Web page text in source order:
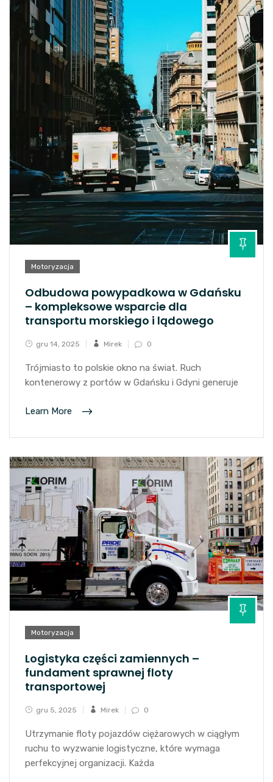
Motoryzacja
Odbudowa powypadkowa w Gdańsku
– kompleksowe wsparcie dla
transportu morskiego i lądowego
gru 14, 2025 Mirek 0
Trójmiasto to polskie okno na świat. Ruch
kontenerowy z portów w Gdańsku i Gdyni generuje
Learn More
Motoryzacja
Logistyka części zamiennych –
fundament sprawnej floty
transportowej
gru 5, 2025 Mirek 0
Utrzymanie floty pojazdów ciężarowych w ciągłym
ruchu to wyzwanie logistyczne, które wymaga
perfekcyjnej organizacji. Każda